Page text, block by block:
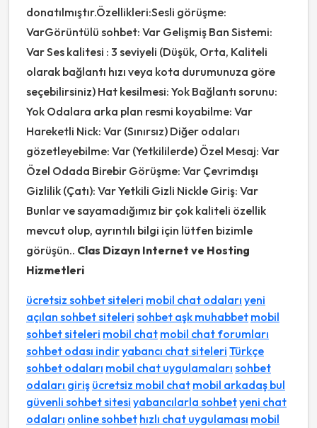
donatılmıştır.Özellikleri:Sesli görüşme:
VarGörüntülü sohbet: Var Gelişmiş Ban Sistemi:
Var Ses kalitesi : 3 seviyeli (Düşük, Orta, Kaliteli
olarak bağlantı hızı veya kota durumunuza göre
seçebilirsiniz) Hat kesilmesi: Yok Bağlantı sorunu:
Yok Odalara arka plan resmi koyabilme: Var
Hareketli Nick: Var (Sınırsız) Diğer odaları
gözetleyebilme: Var (Yetkililerde) Özel Mesaj: Var
Özel Odada Birebir Görüşme: Var Çevrimdışı
Gizlilik (Çatı): Var Yetkili Gizli Nickle Giriş: Var
Bunlar ve sayamadığımız bir çok kaliteli özellik
mevcut olup, ayrıntılı bilgi için lütfen bizimle
görüşün.. Clas Dizayn Internet ve Hosting
Hizmetleri
ücretsiz sohbet siteleri mobil chat odaları yeni
açılan sohbet siteleri sohbet aşk muhabbet mobil
sohbet siteleri mobil chat mobil chat forumları
sohbet odası indiryabancı chat siteleri Türkçe
sohbet odaları mobil chat uygulamaları sohbet
odaları giriş ücretsiz mobil chat mobil arkadaş bul
güvenli sohbet sitesi yabancılarla sohbetyeni chat
odaları online sohbet hızlı chat uygulaması mobil